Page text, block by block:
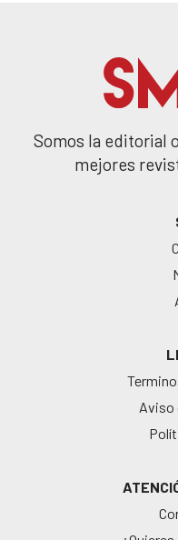
Somos la editorial
mejores
Aviso